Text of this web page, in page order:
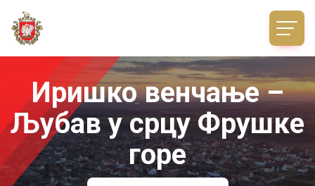
Иришко венчање –
Љубав у срцу Фрушке
горе